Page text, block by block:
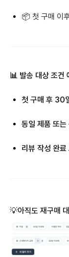
📦 첫 구매 이
📊 발송 대상 조건
첫 구매 후 30
동일 제품 또는
리뷰 작성 완료
💡아직도 재구매